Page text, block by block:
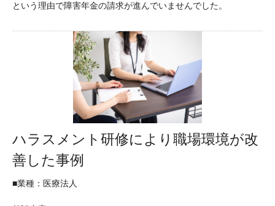
という理由で障害年金の請求が進んでいませんでした。
ハラスメント研修により職場環境が改
善した事例
■業種：医療法人